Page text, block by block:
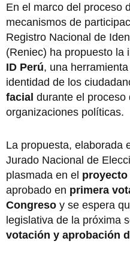
En el marco del proceso
mecanismos de
Registro Nacional de
(Reniec) ha propuesto la
ID Perú, una
identidad de los
facial durante el proceso
organizaciones políticas.
La propuesta, elaborada
Jurado Nacional de
plasmada en el proyecto
aprobado en primera
Congreso y se espera
legislativa de la próxima
votación y aprobación